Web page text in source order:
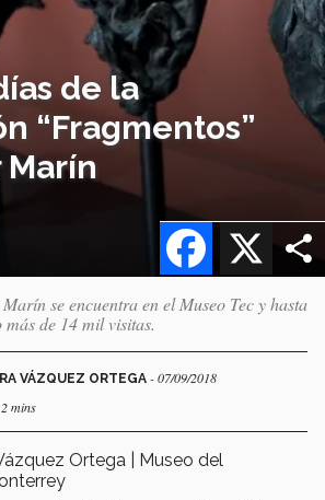
de la
“Fragmentos”
Marín
X
Facebook
se encuentra en el Museo Tec y hasta
de 14 mil visitas.
VÁZQUEZ ORTEGA - 07/09/2018
mins
Ortega | Museo del